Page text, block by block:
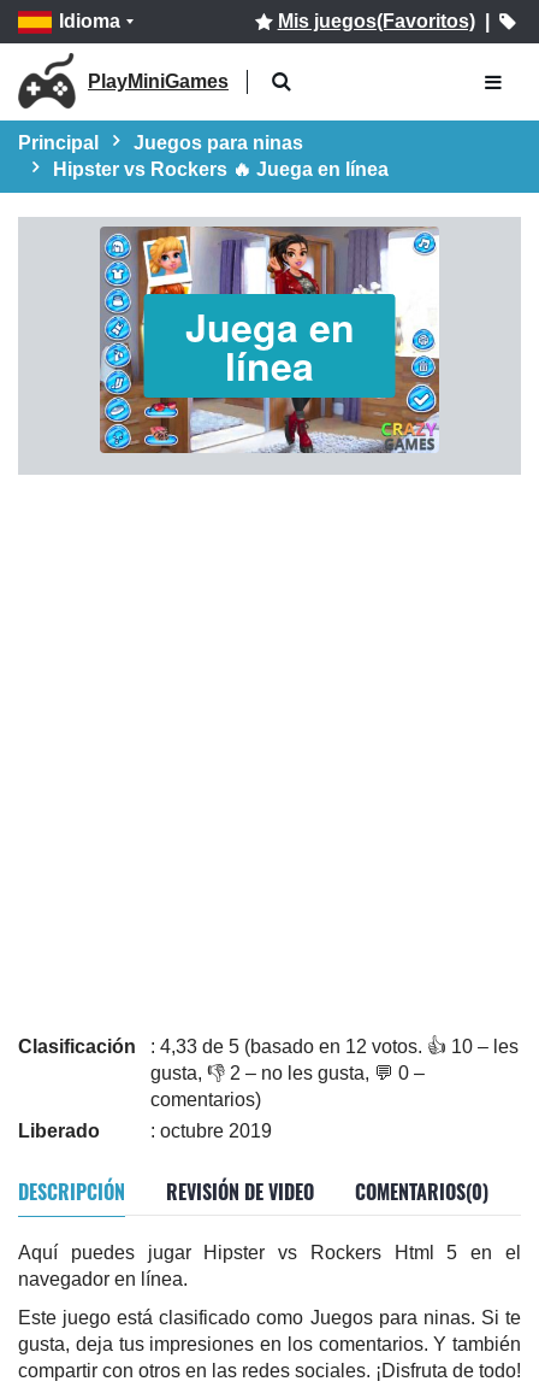
Idioma Mis juegos(Favoritos)|
PlayMiniGames
Principal
Juegos para ninas
Hipster vs Rockers 🔥 Juega en línea
Juega en
línea
Clasificación
: 4,33 de 5 (basado en 12 votos. 👍 10 – les
gusta, 👎 2 – no les gusta, 💬 0 –
comentarios)
Liberado
: octubre 2019
DESCRIPCIÓN REVISIÓN DE VIDEO COMENTARIOS(0)
Aquí puedes jugar Hipster vs Rockers Html 5 en el
navegador en línea.
Este juego está clasificado como Juegos para ninas. Si te
gusta, deja tus impresiones en los comentarios. Y también
compartir con otros en las redes sociales. ¡Disfruta de todo!